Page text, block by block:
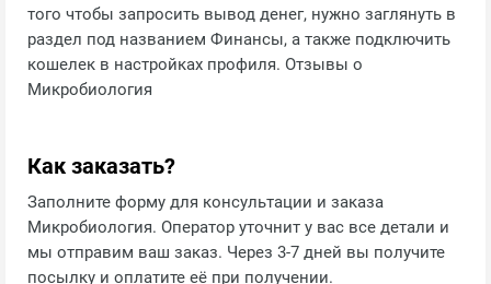
того чтобы запросить вывод денег, нужно заглянуть в
раздел под названием Финансы, а также подключить
кошелек в настройках профиля. Отзывы о
Микробиология
Как заказать?
Заполните форму для консультации и заказа
Микробиология. Оператор уточнит у вас все детали и
мы отправим ваш заказ. Через 3-7 дней вы получите
посылку и оплатите её при получении.